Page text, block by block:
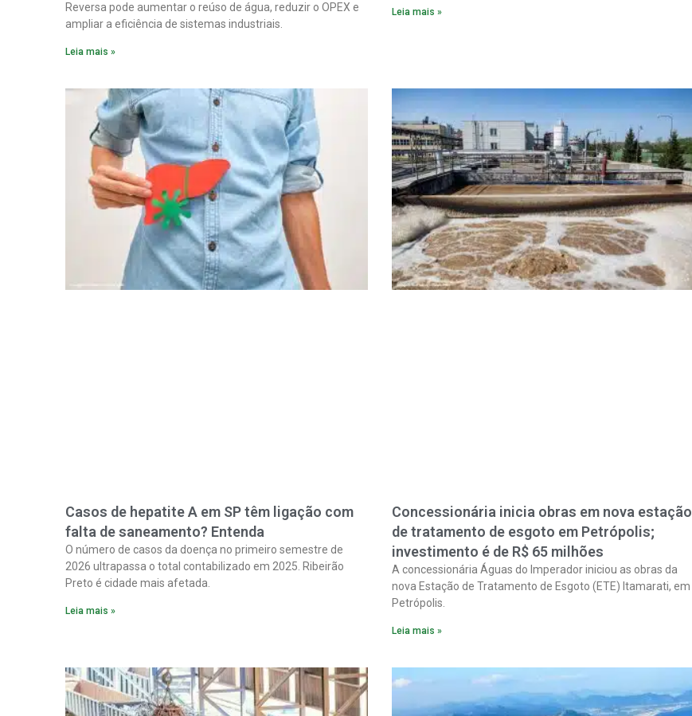
Reversa pode aumentar o reúso de água, reduzir o OPEX e
ampliar a eficiência de sistemas industriais.
Leia mais »
Leia mais »
Casos de hepatite A em SP têm ligação com
falta de saneamento? Entenda
O número de casos da doença no primeiro semestre de
2026 ultrapassa o total contabilizado em 2025. Ribeirão
Preto é cidade mais afetada.
Leia mais »
Concessionária inicia obras em nova estação
de tratamento de esgoto em Petrópolis;
investimento é de R$ 65 milhões
A concessionária Águas do Imperador iniciou as obras da
nova Estação de Tratamento de Esgoto (ETE) Itamarati, em
Petrópolis.
Leia mais »